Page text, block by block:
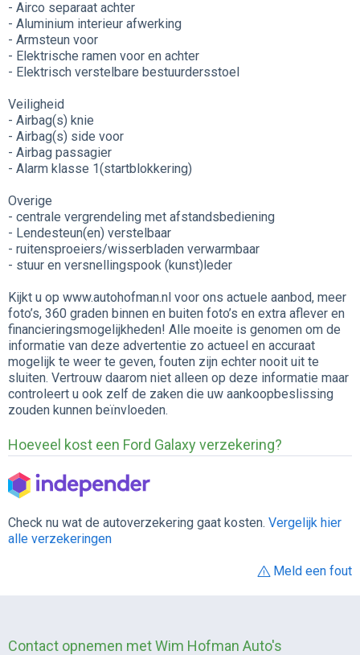
- Airco separaat achter
- Aluminium interieur afwerking
- Armsteun voor
- Elektrische ramen voor en achter
- Elektrisch verstelbare bestuurdersstoel
Veiligheid
- Airbag(s) knie
- Airbag(s) side voor
- Airbag passagier
- Alarm klasse 1(startblokkering)
Overige
- centrale vergrendeling met afstandsbediening
- Lendesteun(en) verstelbaar
- ruitensproeiers/wisserbladen verwarmbaar
- stuur en versnellingspook (kunst)leder
Kijkt u op www.autohofman.nl voor ons actuele aanbod, meer
foto’s, 360 graden binnen en buiten foto’s en extra aflever en
financieringsmogelijkheden! Alle moeite is genomen om de
informatie van deze advertentie zo actueel en accuraat
mogelijk te weer te geven, fouten zijn echter nooit uit te
sluiten. Vertrouw daarom niet alleen op deze informatie maar
controleert u ook zelf de zaken die uw aankoopbeslissing
zouden kunnen beïnvloeden.
Hoeveel kost een Ford Galaxy verzekering?
Check nu wat de autoverzekering gaat kosten. Vergelijk hier
alle verzekeringen
Meld een fout
Contact opnemen met Wim Hofman Auto's